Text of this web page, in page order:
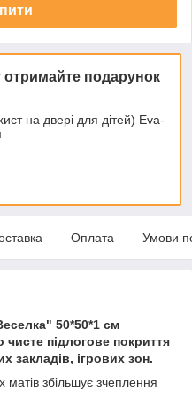
отримайте подарунок
на двері для дітей) Eva-
Оплата Умови
50*50*1 см
чисте підлогове покриття
закладів, ігрових зон.
збільшує зчеплення